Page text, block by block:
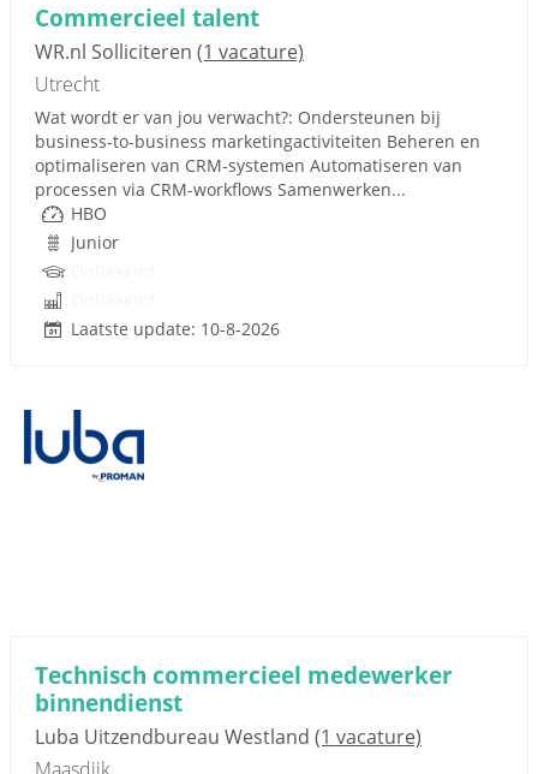
Commercieel talent
WR.nl Solliciteren (1 vacature)
Utrecht
Wat wordt er van jou verwacht?: Ondersteunen bij
business-to-business marketingactiviteiten Beheren en
optimaliseren van CRM-systemen Automatiseren van
processen via CRM-workflows Samenwerken...
HBO
Junior
Laatste update: 10-8-2026
Technisch commercieel medewerker
binnendienst
Luba Uitzendbureau Westland (1 vacature)